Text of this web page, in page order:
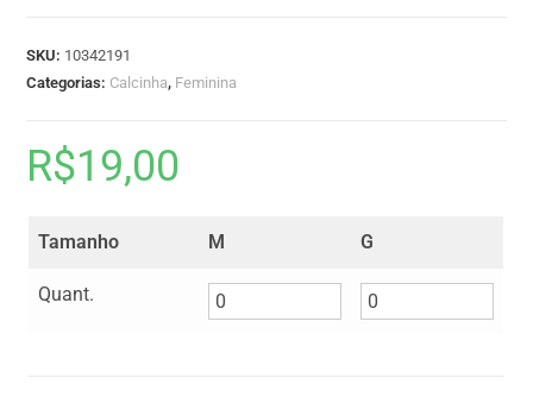
SKU: 10342191
Categorias: Calcinha, Feminina
R$19,00
Tamanho M G
Quant.